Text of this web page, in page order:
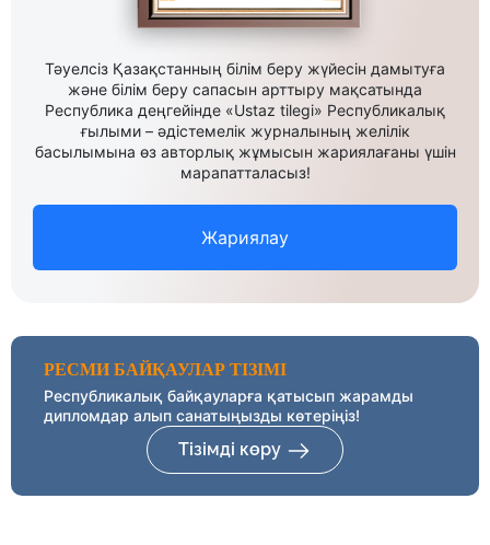
Тәуелсіз Қазақстанның білім беру жүйесін дамытуға
және білім беру сапасын арттыру мақсатында
Республика деңгейінде «Ustaz tilegi» Республикалық
ғылыми – әдістемелік журналының желілік
басылымына өз авторлық жұмысын жариялағаны үшін
марапатталасыз!
Жариялау
РЕСМИ БАЙҚАУЛАР ТІЗІМІ
Республикалық байқауларға қатысып жарамды
дипломдар алып санатыңызды көтеріңіз!
Тізімді көру